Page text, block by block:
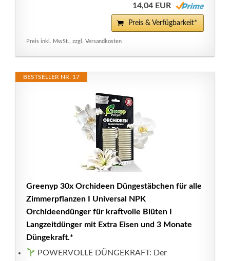
14,04 EUR
Preis & Verfügbarkeit*
Preis inkl. MwSt., zzgl. Versandkosten
BESTSELLER NR. 17
Greenyp 30x Orchideen Düngestäbchen für alle
Zimmerpflanzen I Universal NPK
Orchideendünger für kraftvolle Blüten I
Langzeitdünger mit Extra Eisen und 3 Monate
Düngekraft.*
POWERVOLLE DÜNGEKRAFT: Der